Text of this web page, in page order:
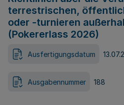
terrestrischen,
oder -turnieren
(Pokererlass 2026)
Ausfertigungsdatum
Ausgabennummer 188